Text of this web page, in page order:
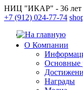
НИЦ "ИКАР" - 36 лет
+7 (912) 024-77-74
О Компании
Основные
Награды